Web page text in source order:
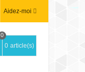
Aidez-moi
0
0 article(s)